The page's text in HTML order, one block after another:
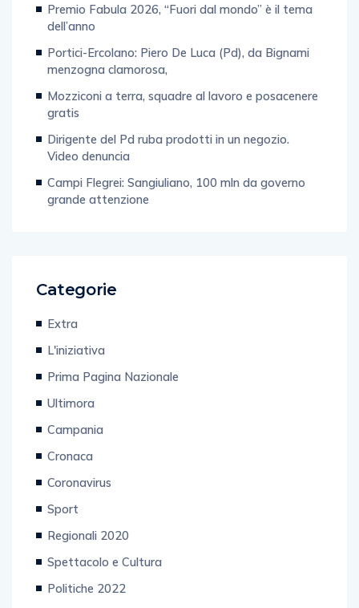
Premio Fabula 2026, “Fuori dal mondo” è il tema
dell’anno
Portici-Ercolano: Piero De Luca (Pd), da Bignami
menzogna clamorosa,
Mozziconi a terra, squadre al lavoro e posacenere
gratis
Dirigente del Pd ruba prodotti in un negozio.
Video denuncia
Campi Flegrei: Sangiuliano, 100 mln da governo
grande attenzione
Categorie
Extra
L'iniziativa
Prima Pagina Nazionale
Ultimora
Campania
Cronaca
Coronavirus
Sport
Regionali 2020
Spettacolo e Cultura
Politiche 2022